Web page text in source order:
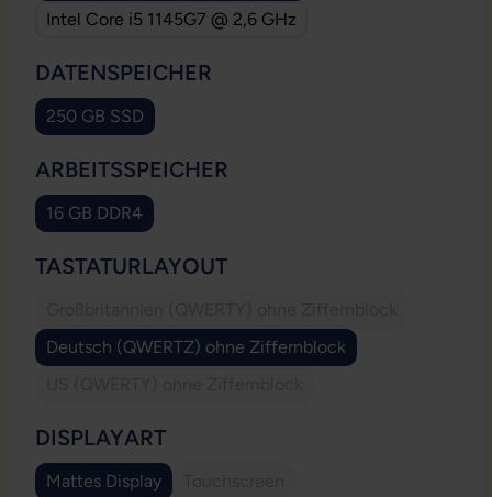
Intel Core i5 1145G7 @ 2,6 GHz
DATENSPEICHER
250 GB SSD
ARBEITSSPEICHER
16 GB DDR4
TASTATURLAYOUTAUSWÄHLEN
Deutsch (QWERTZ) ohne Ziffernblock
DISPLAYARTAUSWÄHLEN
Mattes Display